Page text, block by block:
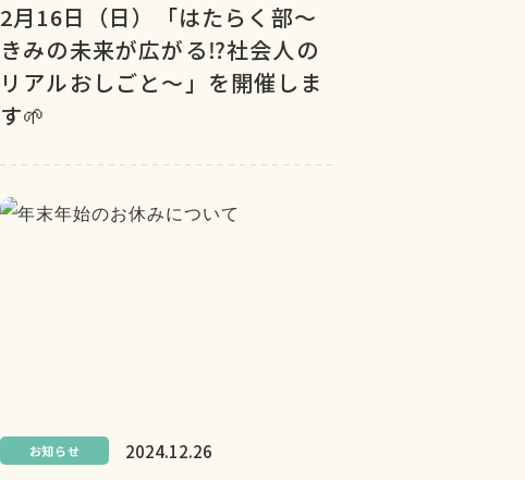
2月16日（日）「はたらく部〜
きみの未来が広がる⁉︎社会人の
リアルおしごと〜」を開催しま
す🌱
お知らせ 2024.12.26